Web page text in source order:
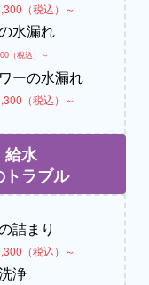
（税込）～
水漏れ
（税込）～
ーの水漏れ
（税込）～
給水
トラブル
詰まり
（税込）～
浄